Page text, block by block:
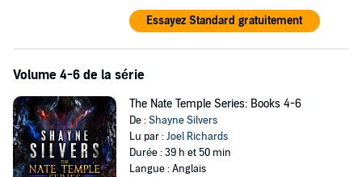
Essayez Standard gratuitement
Volume 4-6 de la série
The Nate Temple Series: Books 4-6
De :Shayne Silvers
Lu par :Joel Richards
Durée : 39 h et 50 min
Langue : Anglais